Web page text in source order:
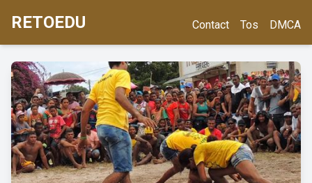
RETOEDU Contact Tos DMCA